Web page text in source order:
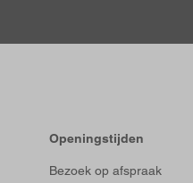
Openingstijden
Bezoek op afspraak